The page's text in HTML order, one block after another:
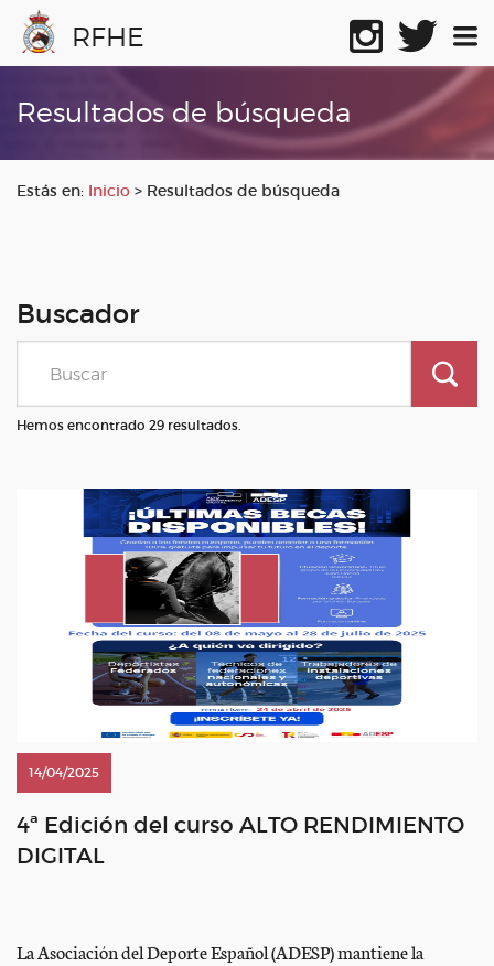
RFHE
Resultados de búsqueda
Estás en: Inicio > Resultados de búsqueda
Buscador
Hemos encontrado 29 resultados.
14/04/2025
4ª Edición del curso ALTO RENDIMIENTO
DIGITAL
La Asociación del Deporte Español (ADESP) mantiene la